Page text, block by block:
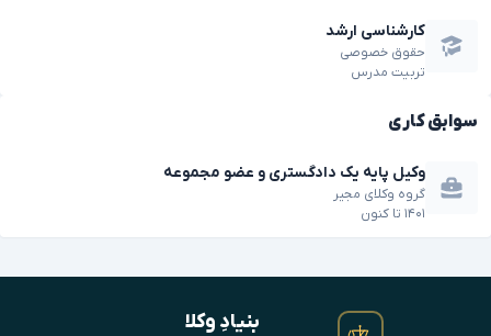
کارشناسی ارشد
حقوق خصوصی
تربیت مدرس
سوابق کاری
وکیل پایه یک دادگستری و عضو مجموعه
گروه وکلای مجیر
۱۴۰۱ تا کنون
بنیادِ وکلا